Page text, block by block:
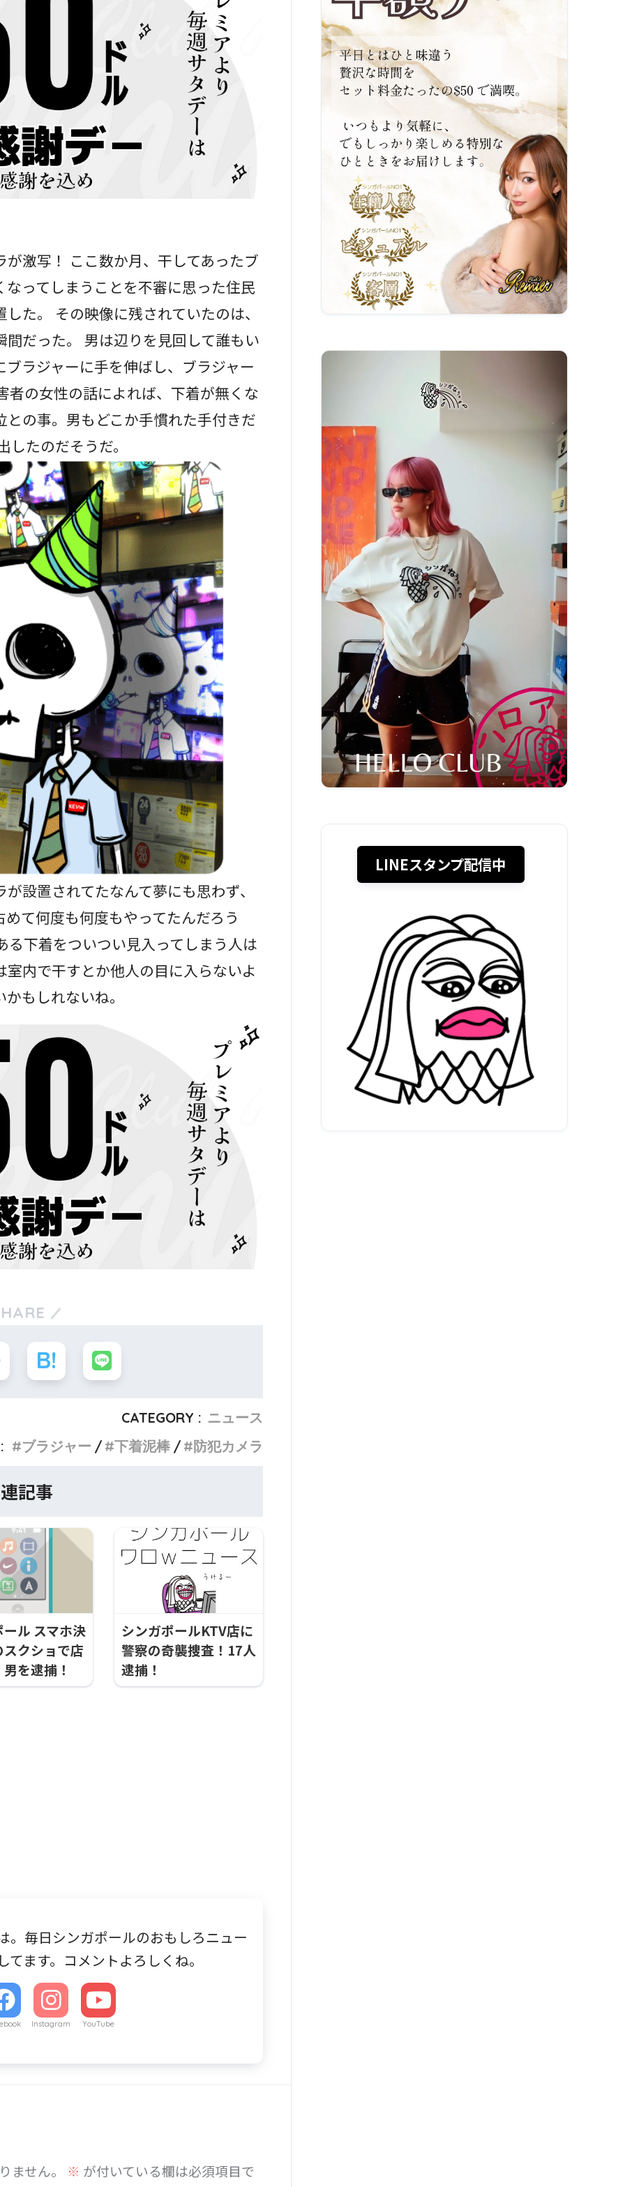
激写！ ここ数か月、干してあったブ
ってしまうことを不審に思った住民
た。 その映像に残されていたのは、
だった。 男は辺りを見回して誰もい
ラジャーに手を伸ばし、ブラジャー
者の女性の話によれば、下着が無くな
の事。男もどこか手慣れた手付きだ
たのだそうだ。
設置されてたなんて夢にも思わず、
て何度も何度もやってたんだろう
る下着をついつい見入ってしまう人は
内で干すとか他人の目に入らないよ
もしれないね。
CATEGORY : ニュース
ブラジャー 下着泥棒 防犯カメラ
記事
ル スマホ決
クショで店
を逮捕！
シンガポールKTV店に
警察の奇襲捜査！17人
逮捕！
。毎日シンガポールのおもしろニュー
てます。コメントよろしくね。
Instagram YouTube
ません。 ※ が付いている欄は必須項目で
LINEスタンプ配信中